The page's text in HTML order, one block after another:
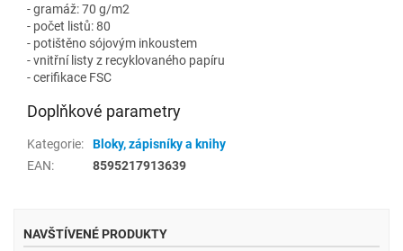
- gramáž: 70 g/m2
- počet listů: 80
- potištěno sójovým inkoustem
- vnitřní listy z recyklovaného papíru
- cerifikace FSC
Doplňkové parametry
Kategorie:
Bloky, zápisníky a knihy
EAN: 8595217913639
NAVŠTÍVENÉ PRODUKTY